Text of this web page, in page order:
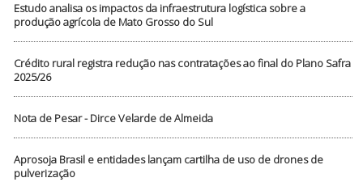
Estudo analisa os impactos da infraestrutura logística sobre a
produção agrícola de Mato Grosso do Sul
Crédito rural registra redução nas contratações ao final do Plano Safra
2025/26
Nota de Pesar - Dirce Velarde de Almeida
Aprosoja Brasil e entidades lançam cartilha de uso de drones de
pulverização